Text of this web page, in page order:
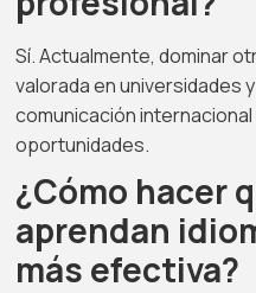
Sí. Actualmente, dominar
valorada en universidades
comunicación
oportunidades.
¿Cómo hacer
aprendan
más efectiva?